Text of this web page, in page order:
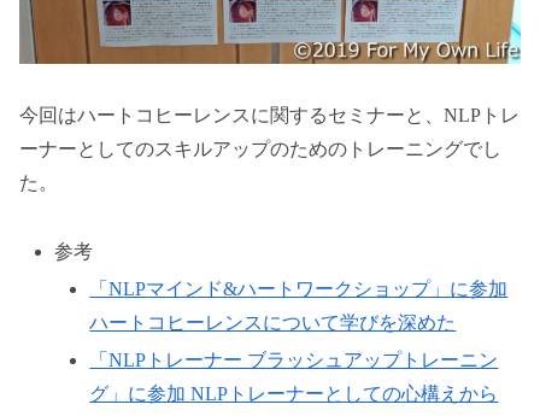
今回はハートコヒーレンスに関するセミナーと、NLPトレ
ーナーとしてのスキルアップのためのトレーニングでし
た。
参考
「NLPマインド&ハートワークショップ」に参加
ハートコヒーレンスについて学びを深めた
「NLPトレーナー ブラッシュアップトレーニン
グ」に参加 NLPトレーナーとしての心構えから